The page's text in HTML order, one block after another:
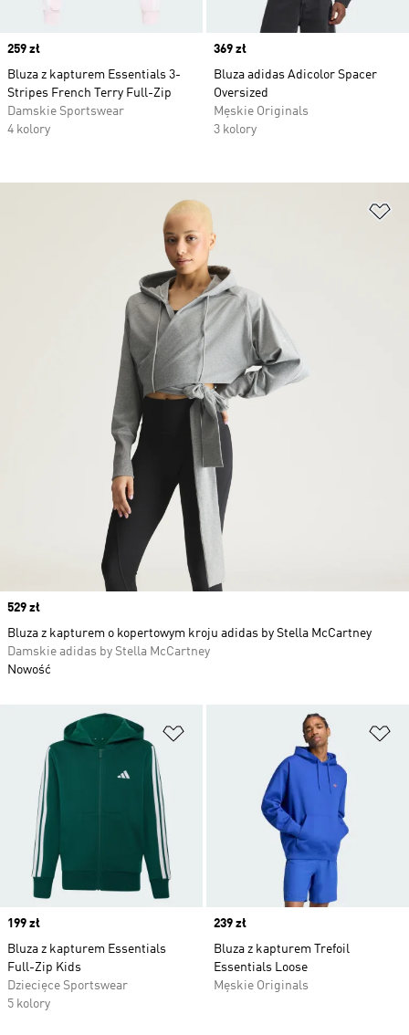
Price
259 zł
Bluza z kapturem Essentials 3-
Stripes French Terry Full-Zip
Damskie Sportswear
4 kolory
Price
369 zł
Bluza adidas Adicolor Spacer
Oversized
Męskie Originals
3 kolory
Dodaj do listy życzeń
Price
199 zł
Bluza z kapturem Essentials
Full-Zip Kids
Dziecięce Sportswear
5 kolory
Price
239 zł
Bluza z kapturem Trefoil
Essentials Loose
Męskie Originals
Price
529 zł
Bluza z kapturem o kopertowym kroju adidas by Stella McCartney
Damskie adidas by Stella McCartney
Nowość